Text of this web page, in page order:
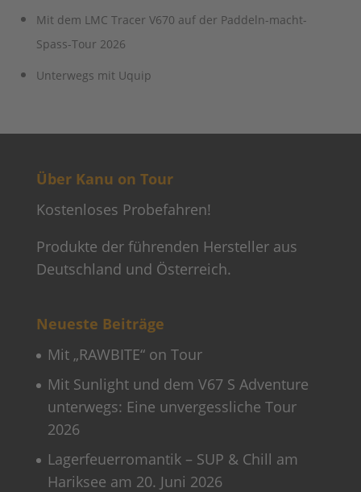
Mit dem LMC Tracer V670 auf der Paddeln-macht-
Spass-Tour 2026
Unterwegs mit Uquip
Über Kanu on Tour
Kostenloses Probefahren!
Produkte der führenden Hersteller aus
Deutschland und Österreich.
Neueste Beiträge
Mit „RAWBITE“ on Tour
Mit Sunlight und dem V67 S Adventure
unterwegs: Eine unvergessliche Tour
2026
Lagerfeuerromantik – SUP & Chill am
Hariksee am 20. Juni 2026